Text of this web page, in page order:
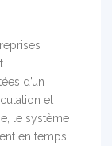
d’un
et
le système
en temps.